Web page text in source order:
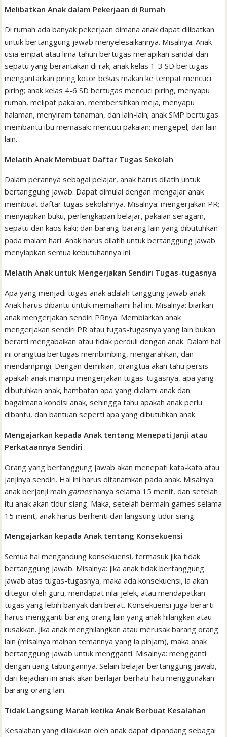
Melibatkan Anak dalam Pekerjaan di Rumah
Di rumah ada banyak pekerjaan dimana anak dapat dilibatkan
untuk bertanggung jawab menyelesaikannya. Misalnya: Anak
usia empat atau lima tahun bertugas merapikan sandal dan
sepatu yang berantakan di rak; anak kelas 1-3 SD bertugas
mengantarkan piring kotor bekas makan ke tempat mencuci
piring; anak kelas 4-6 SD bertugas mencuci piring, menyapu
rumah, melipat pakaian, membersihkan meja, menyapu
halaman, menyiram tanaman, dan lain-lain; anak SMP bertugas
membantu ibu memasak; mencuci pakaian; mengepel; dan lain-
lain.
Melatih Anak Membuat Daftar Tugas Sekolah
Dalam perannya sebagai pelajar, anak harus dilatih untuk
bertanggung jawab. Dapat dimulai dengan mengajar anak
membuat daftar tugas sekolahnya. Misalnya: mengerjakan PR;
menyiapkan buku, perlengkapan belajar, pakaian seragam,
sepatu dan kaos kaki; dan barang-barang lain yang dibutuhkan
pada malam hari. Anak harus dilatih untuk bertanggung jawab
menyiapkan semua kebutuhannya ini.
Melatih Anak untuk Mengerjakan Sendiri Tugas-tugasnya
Apa yang menjadi tugas anak adalah tanggung jawab anak.
Anak harus dibantu untuk memahami hal ini. Misalnya: biarkan
anak mengerjakan sendiri PRnya. Membiarkan anak
mengerjakan sendiri PR atau tugas-tugasnya yang lain bukan
berarti mengabaikan atau tidak perduli dengan anak. Dalam hal
ini orangtua bertugas membimbing, mengarahkan, dan
mendampingi. Dengan demikian, orangtua akan tahu persis
apakah anak mampu mengerjakan tugas-tugasnya, apa yang
dibutuhkan anak, hambatan apa yang dialami anak dan
bagaimana kondisi anak, sehingga tahu apakah anak perlu
dibantu, dan bantuan seperti apa yang dibutuhkan anak.
Mengajarkan kepada Anak tentang Menepati Janji atau
Perkataannya Sendiri
Orang yang bertanggung jawab akan menepati kata-kata atau
janjinya sendiri. Hal ini harus ditanamkan pada anak. Misalnya:
anak berjanji main gameshanya selama 15 menit, dan setelah
itu anak akan tidur siang. Maka, setelah bermain games selama
15 menit, anak harus berhenti dan langsung tidur siang.
Mengajarkan kepada Anak tentang Konsekuensi
Semua hal mengandung konsekuensi, termasuk jika tidak
bertanggung jawab. Misalnya: jika anak tidak bertanggung
jawab atas tugas-tugasnya, maka ada konsekuensi, ia akan
ditegur oleh guru, mendapat nilai jelek, atau mendapatkan
tugas yang lebih banyak dan berat. Konsekuensi juga berarti
harus mengganti barang orang lain yang anak hilangkan atau
rusakkan. Jika anak menghilangkan atau merusak barang orang
lain (misalnya mainan temannya yang ia pinjam), maka anak
bertanggung jawab untuk mengganti. Misalnya: mengganti
dengan uang tabungannya. Selain belajar bertanggung jawab,
dari kejadian ini anak akan berlajar berhati-hati menggunakan
barang orang lain.
Tidak Langsung Marah ketika Anak Berbuat Kesalahan
Kesalahan yang dilakukan oleh anak dapat dipandang sebagai